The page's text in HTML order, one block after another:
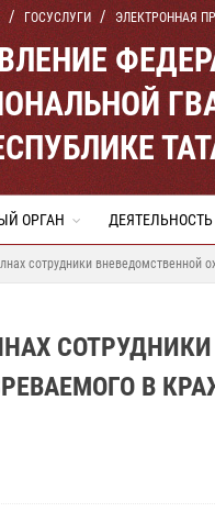
ГОСУСЛУГИ ЭЛЕКТРОННАЯ
ОРГАН ДЕЯТЕЛЬНОСТЬ
сотрудники вневедомственной
В